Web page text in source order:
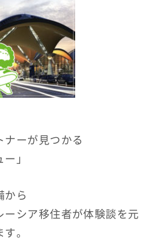
ーが見つかる
」
から
シア移住者が体験談を元
。